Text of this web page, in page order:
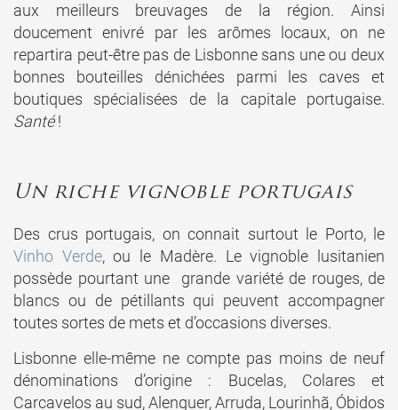
aux meilleurs breuvages de la région. Ainsi
doucement enivré par les arômes locaux, on ne
repartira peut-être pas de Lisbonne sans une ou deux
bonnes bouteilles dénichées parmi les caves et
boutiques spécialisées de la capitale portugaise.
Santé!
Un riche vignoble portugais
Des crus portugais, on connait surtout le Porto, le
Vinho Verde, ou le Madère. Le vignoble lusitanien
possède pourtant une grande variété de rouges, de
blancs ou de pétillants qui peuvent accompagner
toutes sortes de mets et d’occasions diverses.
Lisbonne elle-même ne compte pas moins de neuf
dénominations d’origine : Bucelas, Colares et
Carcavelos au sud, Alenquer, Arruda, Lourinhã, Óbidos